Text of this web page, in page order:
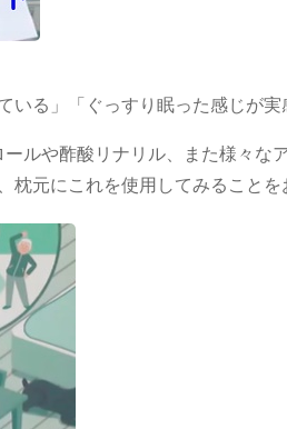
る」「ぐっすり眠った感じが
ルや酢酸リナリル、また様々な
枕元にこれを使用してみること